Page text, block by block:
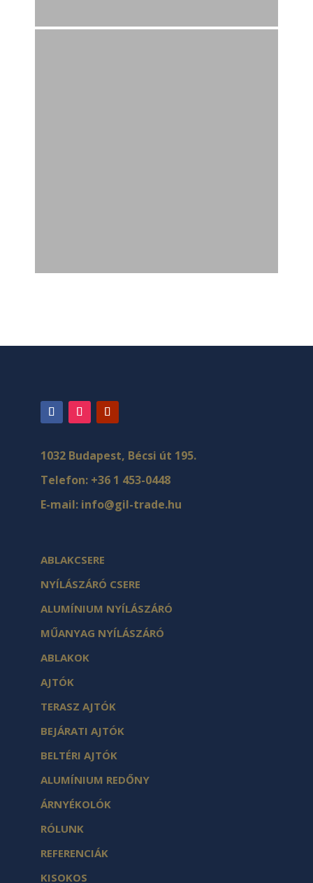
1032 Budapest, Bécsi út 195.
Telefon: +36 1 453-0448
E-mail: info@gil-trade.hu
ABLAKCSERE
NYÍLÁSZÁRÓ CSERE
ALUMÍNIUM NYÍLÁSZÁRÓ
MŰANYAG NYÍLÁSZÁRÓ
ABLAKOK
AJTÓK
TERASZ AJTÓK
BEJÁRATI AJTÓK
BELTÉRI AJTÓK
ALUMÍNIUM REDŐNY
ÁRNYÉKOLÓK
RÓLUNK
REFERENCIÁK
KISOKOS